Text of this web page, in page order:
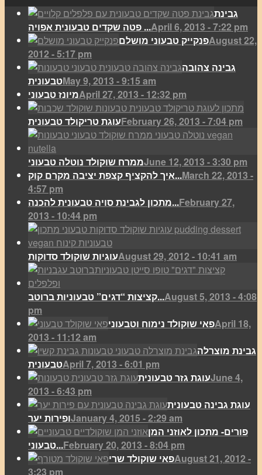
גבינת
פטה שקדים טבעונית אפויה ...April 6, 2013 - 7:22 pm
פנקייק טבעוני מושלםAugust 22,
2012 - 5:17 pm
גבינה צהובה
טבעוניתMay 9, 2013 - 9:15 am
מיונז טבעוניApril 27, 2013 - 12:32 pm
עוגת טריקולד טבעוניתFebruary 26, 2013 - 7:04 pm
ממרח שוקולד נוטלה טבעוניJune 12, 2013 - 3:30 pm
איך להקציף קצפת יציבה מקרם קוק...March 22, 2013 -
4:57 pm
מתכון לגבינת סויה טבעונית להכנה...February 27,
2013 - 10:44 pm
עוגיות שוקולד סדוקותAugust 29, 2012 - 10:41 am
קציצות “דגים” טבעוניות ברוטב...August 5, 2013 - 4:08
pm
פאי שוקולד נימוח וטבעוניApril 18,
2013 - 11:12 am
גבינת מוצרלה
טבעוניתApril 7, 2013 - 6:01 pm
עוגת גזר טבעוניתJune 4,
2013 - 6:43 pm
עוגת גבינה טבעונית
ופירות יערJanuary 4, 2015 - 2:29 am
פורים- מתכון לאוזני המן
טבעוני...February 20, 2013 - 8:04 pm
פאי שוקולד שריAugust 21, 2012 -
3:23 pm